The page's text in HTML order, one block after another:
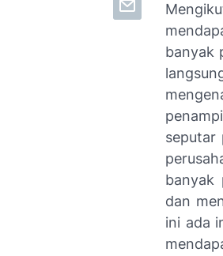
banyak
seputar
banyak
dan
ini ada